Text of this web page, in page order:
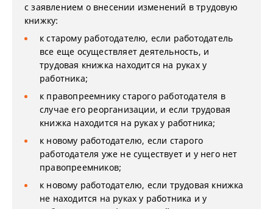
с заявлением о внесении изменений в трудовую
книжку:
к старому работодателю, если работодатель
все еще осуществляет деятельность, и
трудовая книжка находится на руках у
работника;
к правопреемнику старого работодателя в
случае его реорганизации, и если трудовая
книжка находится на руках у работника;
к новому работодателю, если старого
работодателя уже не существует и у него нет
правопреемников;
к новому работодателю, если трудовая книжка
не находится на руках у работника и у